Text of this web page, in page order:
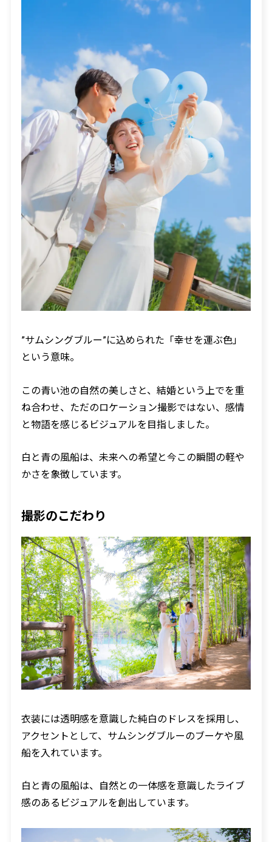
”サムシングブルー”に込められた「幸せを運ぶ色」
という意味。
この青い池の自然の美しさと、結婚という上でを重
ね合わせ、ただのロケーション撮影ではない、感情
と物語を感じるビジュアルを目指しました。
白と青の風船は、未来への希望と今この瞬間の軽や
かさを象徴しています。
撮影のこだわり
衣装には透明感を意識した純白のドレスを採用し、
アクセントとして、サムシングブルーのブーケや風
船を入れています。
白と青の風船は、自然との一体感を意識したライブ
感のあるビジュアルを創出しています。